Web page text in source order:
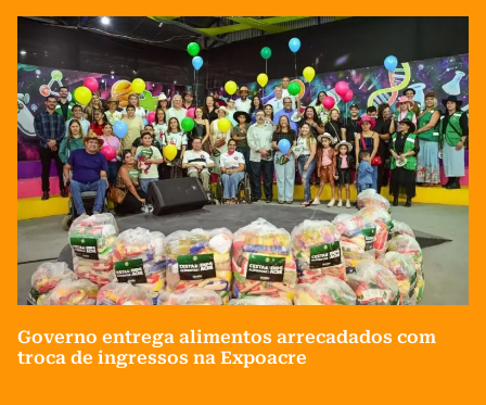
Governo entrega alimentos arrecadados com
troca de ingressos na Expoacre